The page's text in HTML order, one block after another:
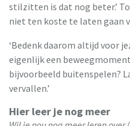
stilzitten is dat nog beter.’
niet ten koste te laten gaan
‘Bedenk daarom altijd voor
eigenlijk een
bijvoorbeeld buitenspelen?
vervallen.’
Hier leer je nog meer